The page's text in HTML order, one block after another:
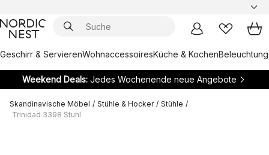
Geschirr & ServierenWohnaccessoiresKüche & KochenBeleuchtung
Weekend Deals:Jedes Wochenende neue Angebote
Skandinavische Möbel / Stühle & Hocker / Stühle /
Trinidad 3398 Stuhl